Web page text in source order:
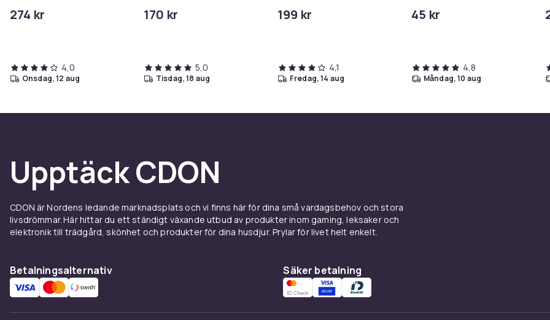
274 kr
4,0
onsdag, 12 aug
170 kr
5,0
tisdag, 18 aug
199 kr
4,1
fredag, 14 aug
45 kr
4,8
måndag, 10 aug
Upptäck CDON
CDON är Nordens ledande marknadsplats och vi finns här för dina små vardagsbehov och stora
livsdrömmar. Här hittar du ett ständigt växande utbud av produkter inom gaming, leksaker och
elektronik till trädgård, skönhet och produkter för dina husdjur. Prylar för livet helt enkelt.
Betalningsalternativ Säker betalning